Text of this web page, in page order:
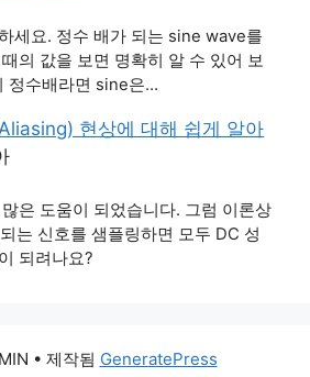
세요. 정수 배가 되는 sine wave를
의 값을 보면 명확히 알 수 있어 보
정수배라면 sine은…
현상에 대해 쉽게 알아
은 도움이 되었습니다. 그럼 이론상
는 신호를 샘플링하면 모두 DC 성
되려나요?
• 제작됨 GeneratePress